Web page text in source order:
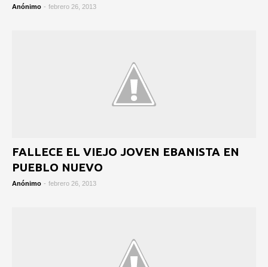
Anónimo - febrero 26, 2013
FALLECE EL VIEJO JOVEN EBANISTA EN
PUEBLO NUEVO
Anónimo - febrero 26, 2013